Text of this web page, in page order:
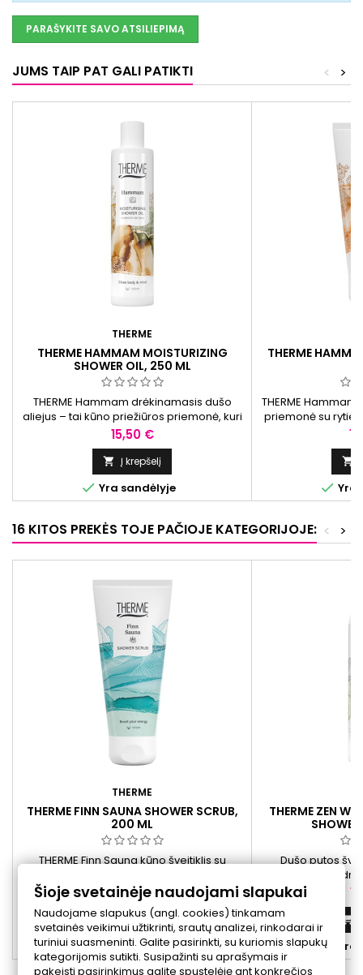
PARAŠYKITE SAVO ATSILIEPIMĄ
JUMS TAIP PAT GALI PATIKTI >
<
THERME
THERME HAMMAM MOISTURIZING
SHOWER OIL, 250 ML
THERME Hammam drėkinamasis dušo
aliejus – tai kūno priežiūros priemonė, kuri
padeda išlaikyti odos švelnumą ir
drėgmės balansą. Sudėtyje esantys aliejai
apsaugo nuo išsausėjimo, o rytietiškas
aromatas sukuria malonią aplinką.
Kaina
15,50 €
 Į krepšelį
 Yra sandėlyje
THERME
THERME
priemonė su
esantis alyvuogių
ir drėkinti odą, o

 Yra
16 KITOS PREKĖS TOJE PAČIOJE KATEGORIJOJE: >
<
THERME
THERME FINN SAUNA SHOWER SCRUB,
200 ML
THERME Finn Sauna kūno šveitiklis su
dalelėmis. Padeda pašalinti negyvas odos
ląsteles ir suteikia gaivumo pojūtį.
Kaina
14,50 €
 Į krepšelį
Yra sandėlyje
THERME ZEN
Dušo putos
palaikyti odos
tekstūra ir


Šioje svetainėje naudojami slapukai
Naudojame slapukus (angl. cookies) tinkamam
svetainės veikimui užtikrinti, srautų analizei, rinkodarai ir
turiniui suasmeninti. Galite pasirinkti, su kuriomis slapukų
kategorijomis sutikti. Susipažinti su aprašymais ir
pakeisti pasirinkimus galite spustelėję ant konkrečios